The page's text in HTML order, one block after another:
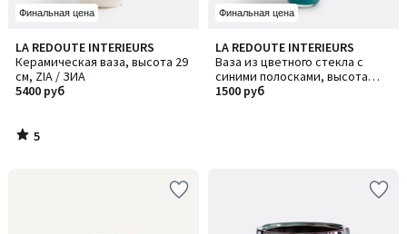
Финальная цена
LA REDOUTE INTERIEURS
Керамическая ваза, высота 29
см, ZIA / ЗИА
5400 руб
5
/
5
5
/
Финальная цена
LA REDOUTE INTERIEURS
Ваза из цветного стекла с
синими полосками, высота
14,3 см, MARLIA / МАРЛИЯ
1500 руб